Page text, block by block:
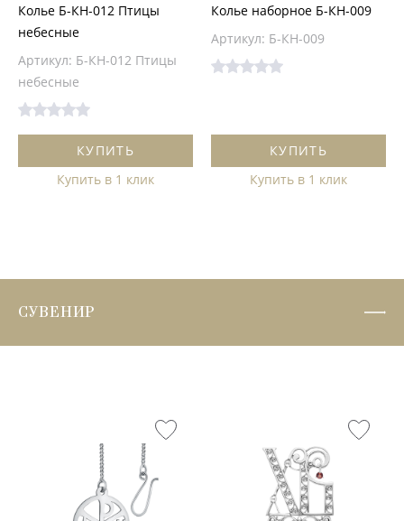
Колье Б-КН-012 Птицы
небесные
Артикул: Б-КН-012 Птицы
небесные
КУПИТЬ
Купить в 1 клик
Колье наборное Б-КН-009
Артикул: Б-КН-009
КУПИТЬ
Купить в 1 клик
СУВЕНИР